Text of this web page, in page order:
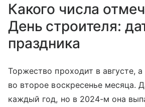
Какого числа
День строителя:
праздника
Торжество проходит в августе,
во второе воскресенье месяца.
каждый год, но в 2024-м она